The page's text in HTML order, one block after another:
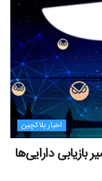
اخبار بلاکچین
دارایی‌ها